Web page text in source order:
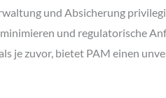
und Absicherung
und regulatorische
je zuvor, bietet PAM einen